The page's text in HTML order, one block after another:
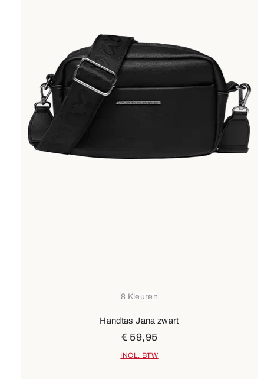
8 Kleuren
Handtas Jana zwart
€ 59,95
INCL. BTW